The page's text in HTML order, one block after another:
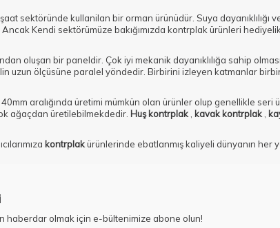
sektöründe kullanilan bir orman ürünüdür. Suya
Ancak Kendi sektörümüze bakığımızda kontrplak ürünleri
oluşan bir paneldir. Çok iyi mekanik dayanıklılığa sahip
uzun ölçüsüne paralel yöndedir. Birbirini izleyen katmanlar
aralığında üretimi mümkün olan ürünler olup genellikle seri
ağaçdan üretilebilmekdedir. Huş kontrplak kavak kontrplak
kontrplakürünlerinde ebatlanmış kaliyeli dünyanın her
haberdar olmak için e-bültenimize abone olun!